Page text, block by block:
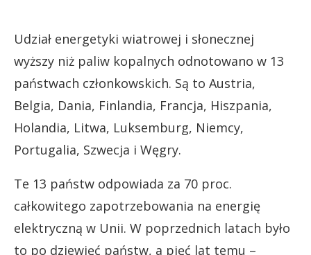
Udział energetyki wiatrowej i słonecznej
wyższy niż paliw kopalnych odnotowano w 13
państwach członkowskich. Są to Austria,
Belgia, Dania, Finlandia, Francja, Hiszpania,
Holandia, Litwa, Luksemburg, Niemcy,
Portugalia, Szwecja i Węgry.
Te 13 państw odpowiada za 70 proc.
całkowitego zapotrzebowania na energię
elektryczną w Unii. W poprzednich latach było
to po dziewięć państw, a pięć lat temu –